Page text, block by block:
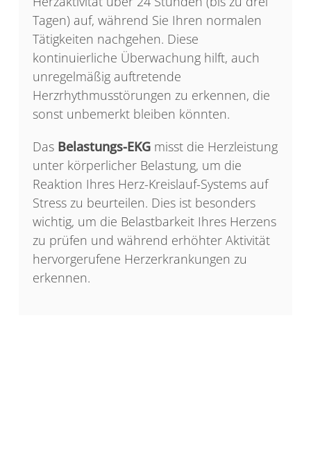
Tagen) auf, während Sie Ihren normalen
Tätigkeiten nachgehen. Diese
kontinuierliche Überwachung hilft, auch
unregelmäßig auftretende
Herzrhythmusstörungen zu erkennen, die
sonst unbemerkt bleiben könnten.
Das Belastungs-EKGmisst die Herzleistung
unter körperlicher Belastung, um die
Reaktion Ihres Herz-Kreislauf-Systems auf
Stress zu beurteilen. Dies ist besonders
wichtig, um die Belastbarkeit Ihres Herzens
zu prüfen und während erhöhter Aktivität
hervorgerufene Herzerkrankungen zu
erkennen.